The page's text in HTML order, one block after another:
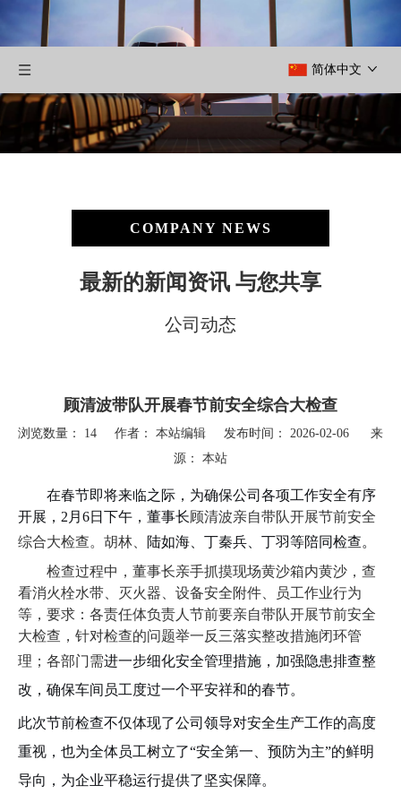
简体中文
COMPANY NEWS
最新的新闻资讯 与您共享
公司动态
顾清波带队开展春节前安全综合大检查
浏览数量： 14 作者： 本站编辑 发布时间： 2026-02-06 来
源： 本站
["wechat","weibo","qzone","douban","email"]
在春节即将来临之际，为确保公司各项工作安全有序
开展，2月6日下午，董事长顾清波亲自带队开展节前安全
综合大检查。胡林、
陆如海、丁秦兵、丁羽等陪同检查。
检查过程中，董事长亲手抓摸现场黄沙箱内黄沙，查
看消火栓水带、灭火器、设备安全附件、员工作业行为
等，要求：各责任体负责人节前要亲自带队开展节前安全
大检查，针对检查的问题举一反三落实整改措施闭环管
理；各部门需进一步细化安全管理措施，加强隐患排查整
改，确保车间员工度过一个平安祥和的春节。
此次节前检查不仅体现了公司领导对安全生产工作的高度
重视，也为全体员工树立了“安全第一、预防为主”的鲜明
导向，为企业平稳运行提供了坚实保障。